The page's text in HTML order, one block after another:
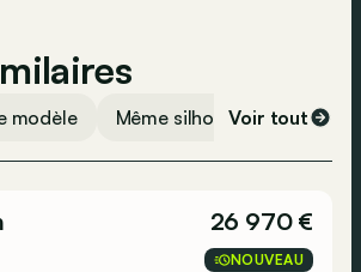
pression des pneus
modèle Même silhouette Même
Voir tout
26 970 €
NOUVEAU